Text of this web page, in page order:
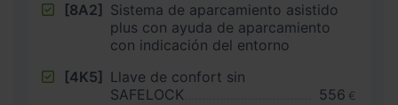
[8A2] Sistema de aparcamiento asistido
plus con ayuda de aparcamiento
con indicación del entorno
[4K5] Llave de confort sin
SAFELOCK
556 €